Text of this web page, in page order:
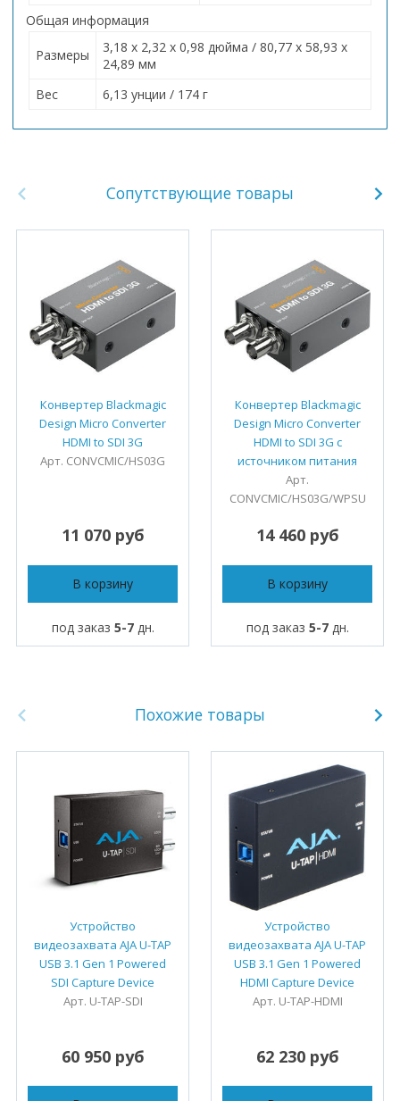
Общая информация
Размеры
3,18 х 2,32 х 0,98 дюйма / 80,77 х 58,93 х
24,89 мм
Вес
6,13 унции / 174 г
Сопутствующие товары
Конвертер Blackmagic
Design Micro Converter
HDMI to SDI 3G
Арт. CONVCMIC/HS03G
11 070 руб
В корзину
под заказ 5-7дн.
Конвертер Blackmagic
Design Micro Converter
HDMI to SDI 3G с
источником питания
Арт.
CONVCMIC/HS03G/WPSU
14 460 руб
В корзину
под заказ 5-7дн.
Похожие товары
Устройство
видеозахвата AJA U-TAP
USB 3.1 Gen 1 Powered
SDI Capture Device
Арт. U-TAP-SDI
60 950 руб
Устройство
видеозахвата AJA U-TAP
USB 3.1 Gen 1 Powered
HDMI Capture Device
Арт. U-TAP-HDMI
62 230 руб